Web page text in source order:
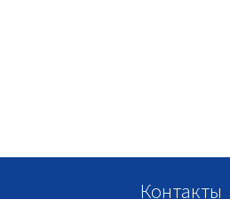
Контакты